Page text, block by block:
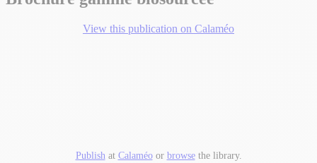
View this publication on Calaméo
Publish at Calaméoor browsethe library.